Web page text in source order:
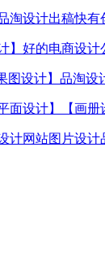
淘设计出稿快有
】好的电商设
图设计】品淘设
面设计】【画
计网站图片设